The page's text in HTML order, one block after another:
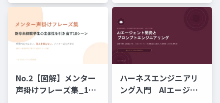
No.2【図解】メンター
声掛けフレーズ集_18
ハーネスエンジニアリ
ング入門 AIエージェ